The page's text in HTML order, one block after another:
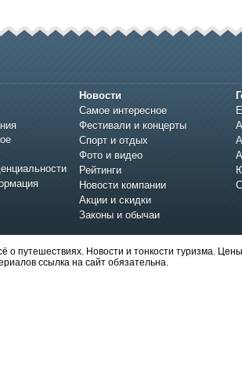
Новости
Самое интересное
Фестивали и концерты
Спорт и отдых
Фото и видео
Рейтинги
Новости компании
Акции и скидки
Законы и обычаи
о путешествиях. Новости и тонкости туризма.
ссылка на сайт обязательна.